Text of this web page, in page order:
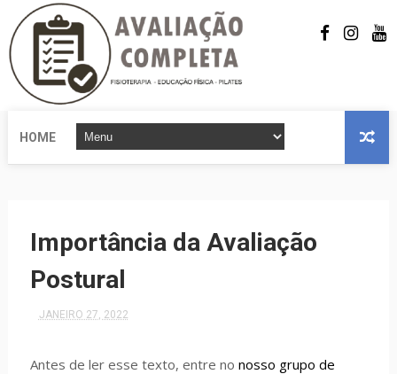
HOME
Importância da Avaliação
Postural
JANEIRO 27, 2022
Antes de ler esse texto, entre no nosso grupo de